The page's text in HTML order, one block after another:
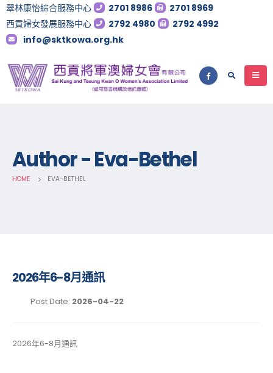
翠林康怡綜合服務中心 2701 8986
2701 8969
西貢婦女發展服務中心
2792 4980
2792 4992
info@sktkowa.org.hk
Author - Eva-Bethel
HOME EVA-BETHEL
2026年6-8月通訊
Post Date: 2026-04-22
2026年6-8月通訊